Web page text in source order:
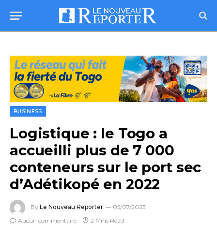
BUSINESS
Logistique : le Togo a
accueilli plus de 7 000
conteneurs sur le port sec
d’Adétikopé en 2022
By Le Nouveau Reporter
05/07/2023
Aucun commentaire
2 Mins Read